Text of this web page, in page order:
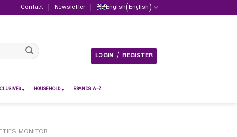
Contact Newsletter English(English)
LOGIN / REGISTER
HOUSEHOLD BRANDS A-Z
MONITOR